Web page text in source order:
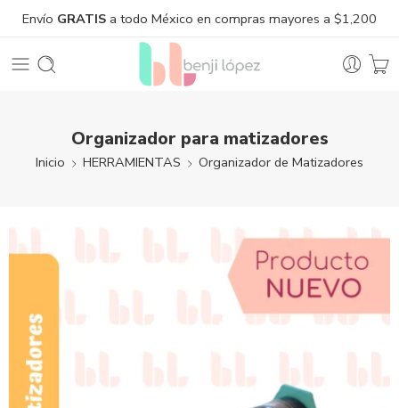
Envío GRATIS a todo México en compras mayores a $1,200
Organizador para matizadores
Inicio HERRAMIENTAS Organizador de Matizadores